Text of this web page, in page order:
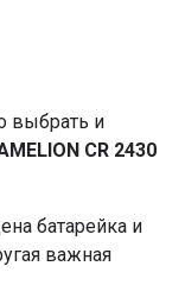
выбрать и
CR 2430
батарейка и
важная